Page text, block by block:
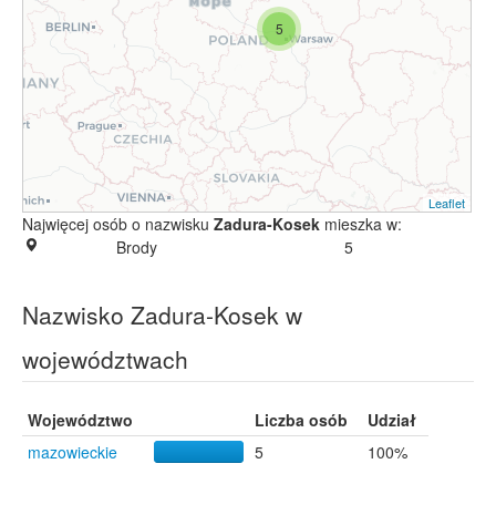
5
Leaflet
Najwięcej osób o nazwisku Zadura-Kosek mieszka w:
Brody
5
Nazwisko Zadura-Kosek w
województwach
Województwo Liczba osób
Udział
mazowieckie
5 100%